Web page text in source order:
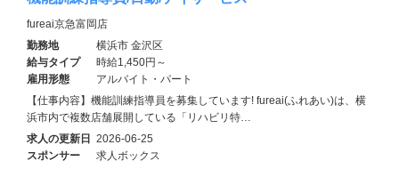
fureai京急富岡店
勤務地
横浜市 金沢区
給与タイプ
時給1,450円～
雇用形態
アルバイト・パート
【仕事内容】機能訓練指導員を募集しています! fureai(ふれあい)は、横
浜市内で複数店舗展開している「リハビリ特…
求人の更新日 2026-06-25
スポンサー
求人ボックス